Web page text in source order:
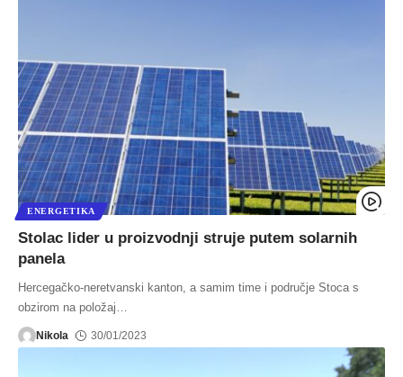
ENERGETIKA
Stolac lider u proizvodnji struje putem solarnih
panela
Hercegačko-neretvanski kanton, a samim time i područje Stoca s
obzirom na položaj…
Nikola 30/01/2023